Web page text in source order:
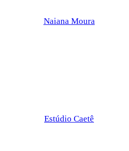
Naiana Moura
Estúdio Caetê